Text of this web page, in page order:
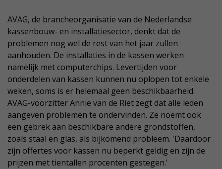
AVAG, de brancheorganisatie van de Nederlandse
kassenbouw- en installatiesector, denkt dat de
problemen nog wel de rest van het jaar zullen
aanhouden. De installaties in de kassen werken
namelijk met computerchips. Levertijden voor
onderdelen van kassen kunnen nu oplopen tot enkele
weken, soms is er helemaal geen beschikbaarheid.
AVAG-voorzitter Annie van de Riet zegt dat alle leden
aangeven problemen te ondervinden. Ze noemt ook
een gebrek aan beschikbare andere grondstoffen,
zoals staal en glas, als bijkomend probleem. 'Daardoor
zijn offertes voor kassen nu beperkt geldig en zijn de
prijzen met tientallen procenten gestegen.'